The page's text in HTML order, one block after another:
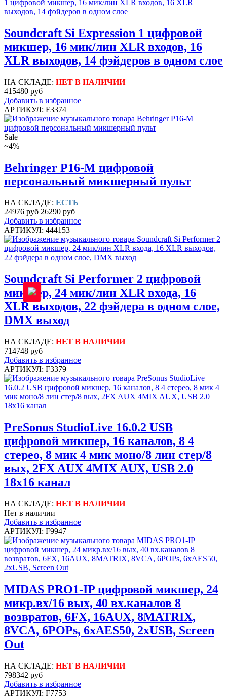
Soundcraft Si Expression 1 цифровой
микшер, 16 мик/лин XLR входов, 16
XLR выходов, 14 фэйдеров в одном слое
НА СКЛАДЕ: НЕТ В НАЛИЧИИ
415480 руб
Добавить в избранное
АРТИКУЛ: F3374
Sale
~4%
Behringer P16-M цифровой
персональный микшерный пульт
НА СКЛАДЕ: ЕСТЬ
24976 руб 26290 руб
Добавить в избранное
АРТИКУЛ: 444153
Soundcraft Si Performer 2 цифровой
микшер, 24 мик/лин XLR входа, 16
XLR выходов, 22 фэйдера в одном слое,
DMX выход
НА СКЛАДЕ: НЕТ В НАЛИЧИИ
714748 руб
Добавить в избранное
АРТИКУЛ: F3379
PreSonus StudioLive 16.0.2 USB
цифровой микшер, 16 каналов, 8 4
стерео, 8 мик 4 мик моно/8 лин стер/8
вых, 2FX AUX 4MIX AUX, USB 2.0
18x16 канал
НА СКЛАДЕ: НЕТ В НАЛИЧИИ
Нет в наличии
Добавить в избранное
АРТИКУЛ: F9947
MIDAS PRO1-IP цифровой микшер, 24
микр.вх/16 вых, 40 вх.каналов 8
возвратов, 6FX, 16AUX, 8MATRIX,
8VCA, 6POPs, 6xAES50, 2xUSB, Screen
Out
НА СКЛАДЕ: НЕТ В НАЛИЧИИ
798342 руб
Добавить в избранное
АРТИКУЛ: F7753